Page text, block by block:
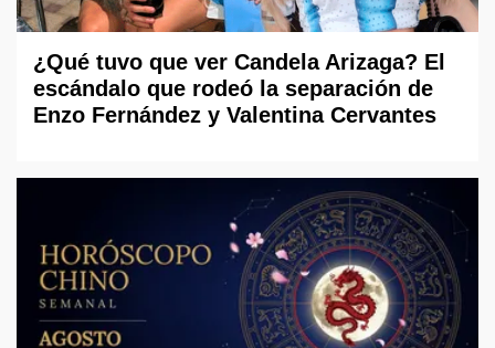
¿Qué tuvo que ver Candela Arizaga? El
escándalo que rodeó la separación de
Enzo Fernández y Valentina Cervantes